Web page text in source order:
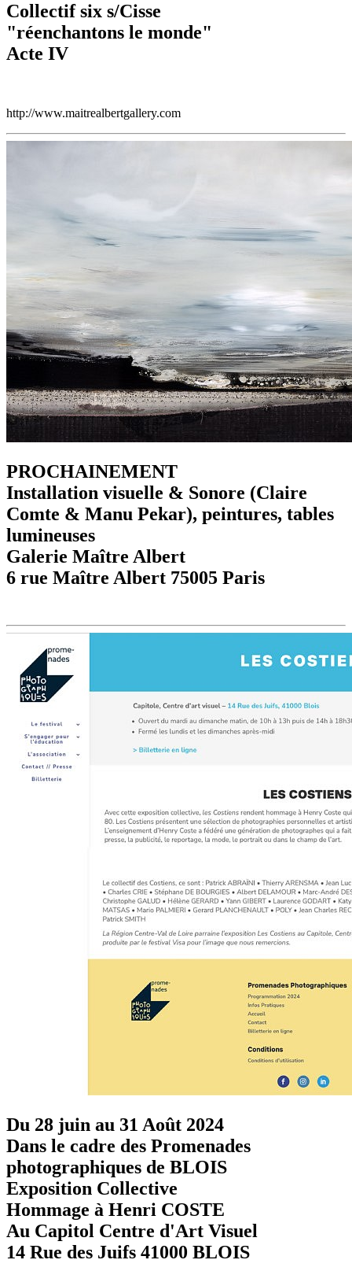
Collectif six s/Cisse
"réenchantons le monde"
Acte IV
http://www.maitrealbertgallery.com
PROCHAINEMENT
Installation visuelle & Sonore (Claire
Comte & Manu Pekar), peintures, tables
lumineuses
Galerie Maître Albert
6 rue Maître Albert 75005 Paris
Du 28 juin au 31 Août 2024
Dans le cadre des Promenades
photographiques de BLOIS
Exposition Collective
Hommage à Henri COSTE
Au Capitol Centre d'Art Visuel
14 Rue des Juifs 41000 BLOIS